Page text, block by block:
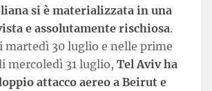
si è materializzata in una
e assolutamente rischiosa.
martedì 30 luglio e nelle prime
mercoledì 31 luglio, Tel Aviv ha
attacco aereo a Beirut e